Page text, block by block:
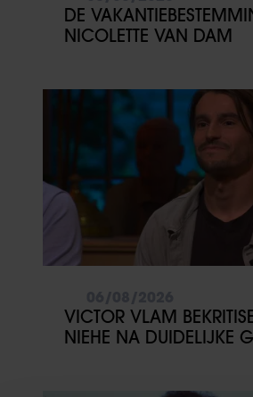
DE
NICOLETTE VAN DAM
VICTOR VLAM
NIEHE NA DUIDELIJKE